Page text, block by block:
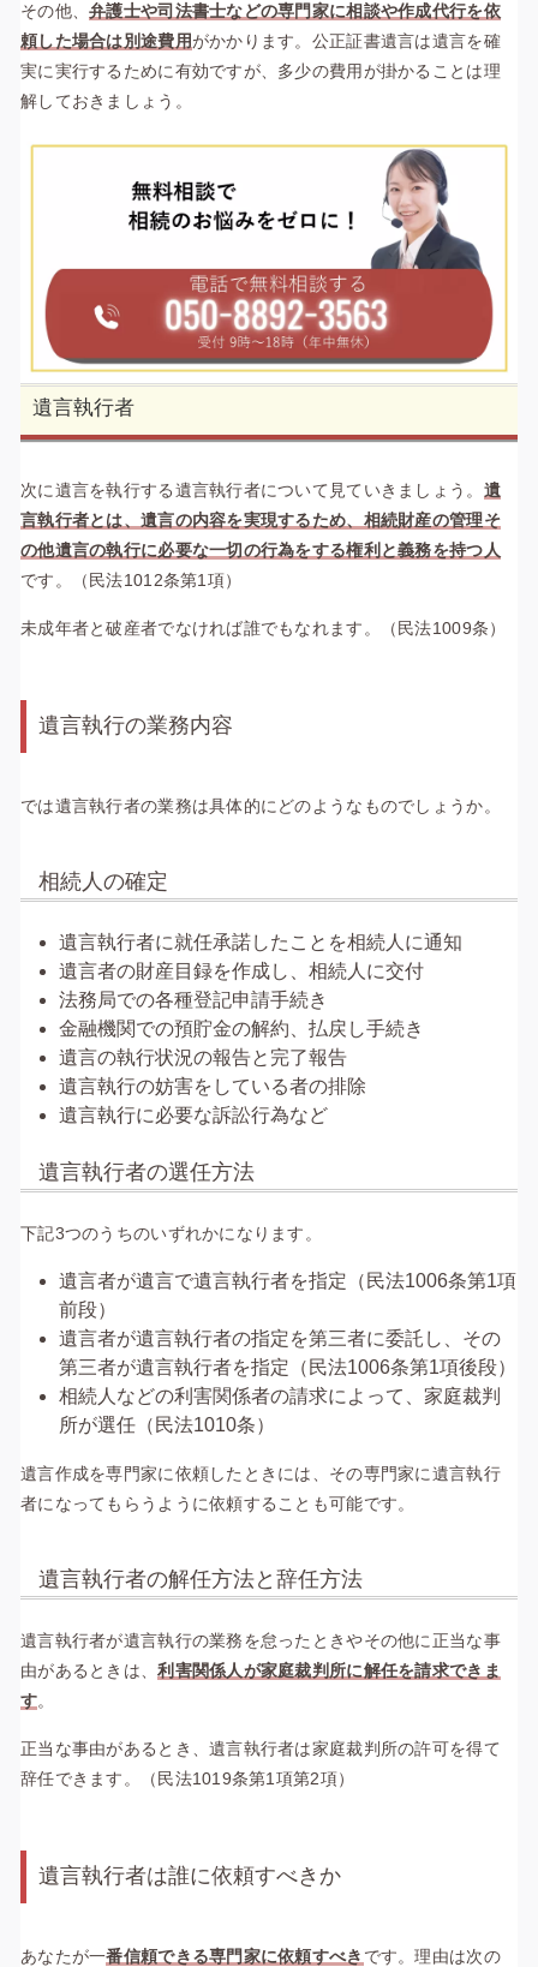
その他、弁護士や司法書士などの専門家に相談や作成代行を依
頼した場合は別途費用がかかります。公正証書遺言は遺言を確
実に実行するために有効ですが、多少の費用が掛かることは理
解しておきましょう。
遺言執行者
次に遺言を執行する遺言執行者について見ていきましょう。 遺
言執行者とは、遺言の内容を実現するため、相続財産の管理そ
の他遺言の執行に必要な一切の行為をする権利と義務を持つ人
です。（民法1012条第1項）
未成年者と破産者でなければ誰でもなれます。（民法1009条）
遺言執行の業務内容
では遺言執行者の業務は具体的にどのようなものでしょうか。
相続人の確定
遺言執行者に就任承諾したことを相続人に通知
遺言者の財産目録を作成し、相続人に交付
法務局での各種登記申請手続き
金融機関での預貯金の解約、払戻し手続き
遺言の執行状況の報告と完了報告
遺言執行の妨害をしている者の排除
遺言執行に必要な訴訟行為など
遺言執行者の選任方法
下記3つのうちのいずれかになります。
遺言者が遺言で遺言執行者を指定（民法1006条第1項
前段）
遺言者が遺言執行者の指定を第三者に委託し、その
第三者が遺言執行者を指定（民法1006条第1項後段）
相続人などの利害関係者の請求によって、家庭裁判
所が選任（民法1010条）
遺言作成を専門家に依頼したときには、その専門家に遺言執行
者になってもらうように依頼することも可能です。
遺言執行者の解任方法と辞任方法
遺言執行者が遺言執行の業務を怠ったときやその他に正当な事
由があるときは、利害関係人が家庭裁判所に解任を請求できま
す。
正当な事由があるとき、遺言執行者は家庭裁判所の許可を得て
辞任できます。（民法1019条第1項第2項）
遺言執行者は誰に依頼すべきか
あなたが一番信頼できる専門家に依頼すべき です。理由は次の